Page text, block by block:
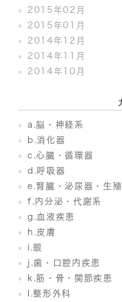
2015年02月
2015年01月
2014年12月
2014年11月
2014年10月
a.脳・神経系
b.消化器
c.心臓・循環器
d.呼吸器
e.腎臓・泌尿器・生
f.内分泌・代謝系
g.血液疾患
h.皮膚
i.眼
j.歯・口腔内疾患
k.筋・骨・関節疾患
l.整形外科